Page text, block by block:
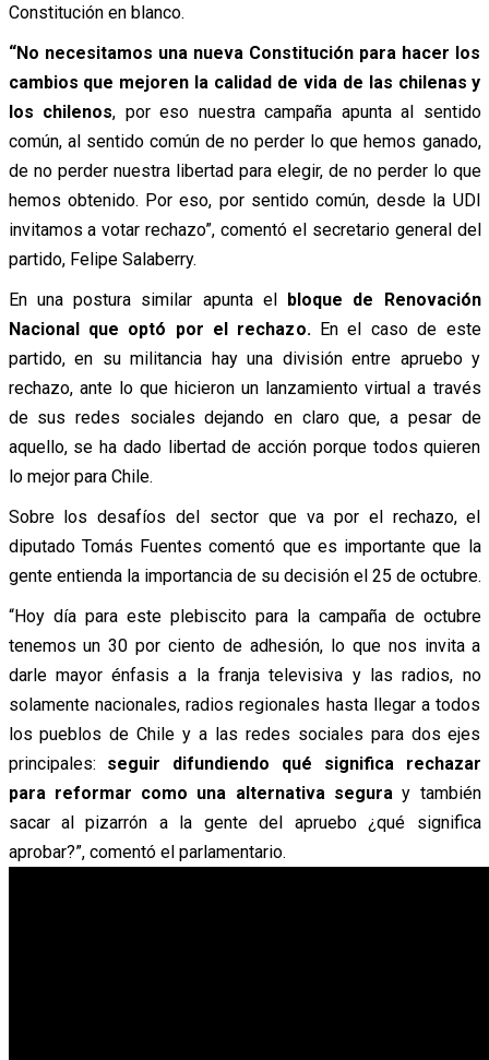
Constitución en blanco.
“No necesitamos una nueva Constitución para hacer los
cambios que mejoren la calidad de vida de las chilenas y
los chilenos, por eso nuestra campaña apunta al sentido
común, al sentido común de no perder lo que hemos ganado,
de no perder nuestra libertad para elegir, de no perder lo que
hemos obtenido. Por eso, por sentido común, desde la UDI
invitamos a votar rechazo”, comentó el secretario general del
partido, Felipe Salaberry.
En una postura similar apunta el bloque de Renovación
Nacional que optó por el rechazo. En el caso de este
partido, en su militancia hay una división entre apruebo y
rechazo, ante lo que hicieron un lanzamiento virtual a través
de sus redes sociales dejando en claro que, a pesar de
aquello, se ha dado libertad de acción porque todos quieren
lo mejor para Chile.
Sobre los desafíos del sector que va por el rechazo, el
diputado Tomás Fuentes comentó que es importante que la
gente entienda la importancia de su decisión el 25 de octubre.
“Hoy día para este plebiscito para la campaña de octubre
tenemos un 30 por ciento de adhesión, lo que nos invita a
darle mayor énfasis a la franja televisiva y las radios, no
solamente nacionales, radios regionales hasta llegar a todos
los pueblos de Chile y a las redes sociales para dos ejes
principales: seguir difundiendo qué significa rechazar
para reformar como una alternativa segura y también
sacar al pizarrón a la gente del apruebo ¿qué significa
aprobar?”, comentó el parlamentario.